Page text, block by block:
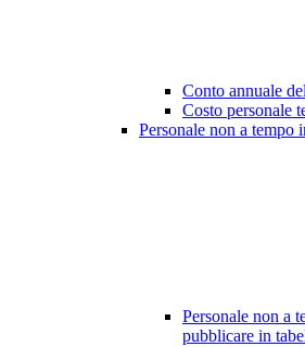
Conto annuale
Costo personale
Personale non a tempo
Personale non a
pubblicare in